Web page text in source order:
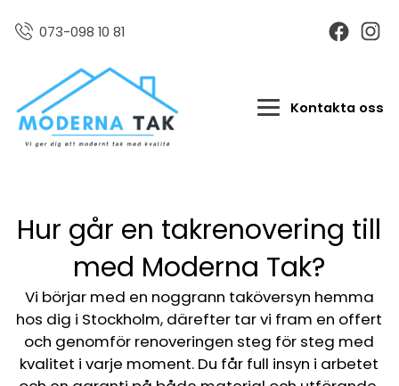
073-098 10 81
Kontakta oss
Hur går en takrenovering till
med Moderna Tak?
Vi börjar med en noggrann taköversyn hemma
hos dig i Stockholm, därefter tar vi fram en offert
och genomför renoveringen steg för steg med
kvalitet i varje moment. Du får full insyn i arbetet